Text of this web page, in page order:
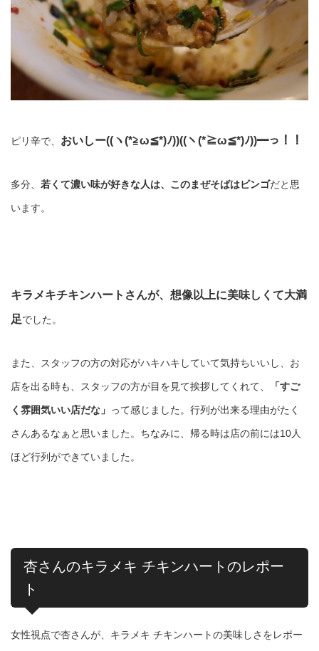
ピリ辛で、 おいしー((ヽ(*≧ω≦*)ﾉ))((ヽ(*≧ω≦*)ﾉ))━っ！！
多分、 若くて濃い味が好きな人は、このまぜそばはビンゴだと思
います。
キラメキチキンハートさんが、想像以上に美味しくて大満
足でした。
また、スタッフの方の対応がハキハキしていて気持ちいいし、お
店を出る時も、スタッフの方が目を見て挨拶してくれて、 「すご
く雰囲気いい店だな」 って感じました。行列が出来る理由がたく
さんあるなぁと思いました。ちなみに、帰る時は店の前には10人
ほど行列ができていました。
杏さんのキラメキ チキンハートのレポー
ト
女性視点で杏さんが、キラメキ チキンハートの美味しさをレポー